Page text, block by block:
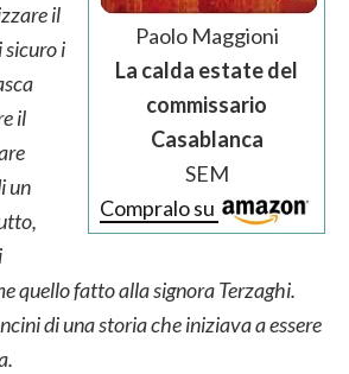
Paolo Maggioni
La calda estate del
commissario
Casablanca
SEM
Compralo su
il
sicuro i
il
un
quello fatto alla signora Terzaghi.
di una storia che iniziava a essere